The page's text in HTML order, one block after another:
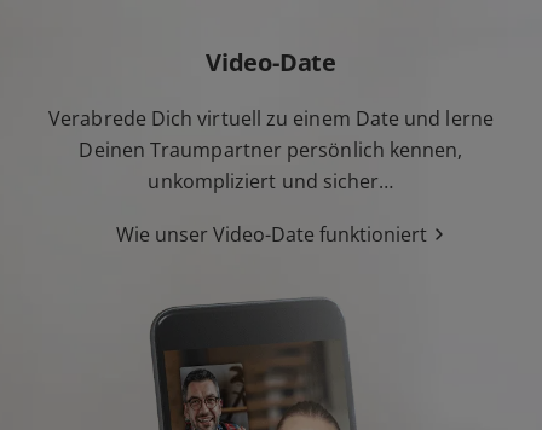
Video-Date
Verabrede Dich virtuell zu einem Date und lerne
Deinen Traumpartner persönlich kennen,
unkompliziert und sicher…
Wie unser Video-Date funktioniert